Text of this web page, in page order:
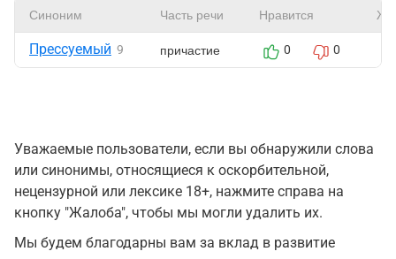
Синоним Часть речи Нравится
Прессуемый 9 причастие 0 0
Уважаемые пользователи, если вы обнаружили слова
или синонимы, относящиеся к оскорбительной,
нецензурной или лексике 18+, нажмите справа на
кнопку "Жалоба", чтобы мы могли удалить их.
Мы будем благодарны вам за вклад в развитие